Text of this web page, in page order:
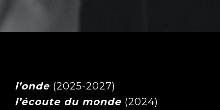
l’onde (2025-2027)
l’écoute du monde (2024)